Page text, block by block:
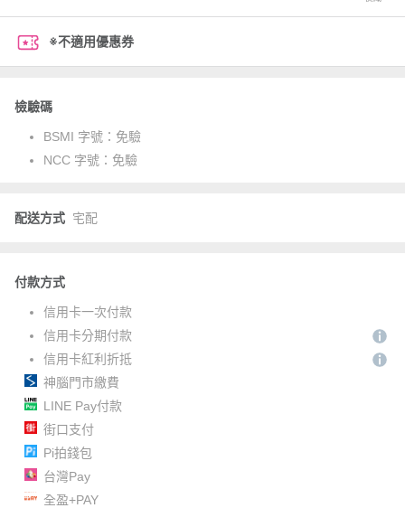
※不適用優惠券
檢驗碼
BSMI 字號： 免驗
NCC 字號： 免驗
配送方式 宅配
付款方式
信用卡一次付款
信用卡分期付款
信用卡紅利折抵
神腦門市繳費
LINE Pay付款
街口支付
Pi拍錢包
台灣Pay
全盈+PAY